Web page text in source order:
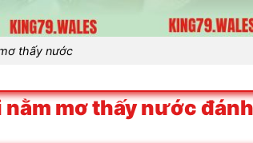
thấy nước
mơ thấy nước